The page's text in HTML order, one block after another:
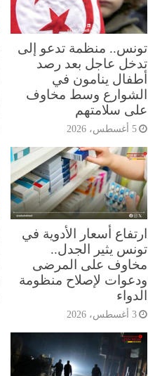
تونس.. منظمة تدعو إلى
تدخل عاجل بعد رصد
أطفال ينامون في
الشوارع وسط مخاوف
على سلامتهم
5 أغسطس، 2026
ارتفاع أسعار الأدوية في
تونس يثير الجدل..
مخاوف على المرضى
ودعوات لإصلاح منظومة
الدواء
3 أغسطس، 2026